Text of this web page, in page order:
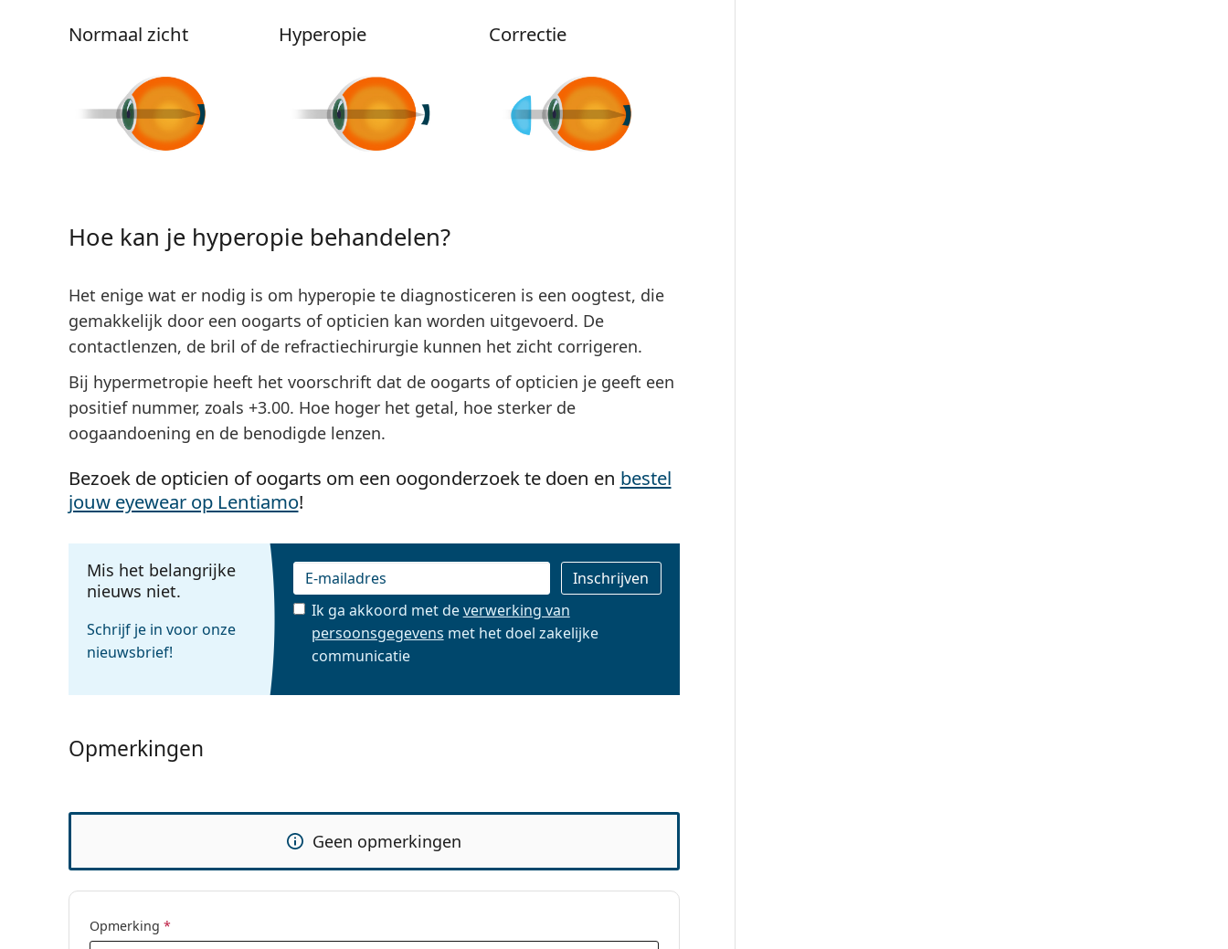
Normaal zicht Hyperopie Correctie
Hoe kan je hyperopie behandelen?
Het enige wat er nodig is om hyperopie te diagnosticeren is een oogtest, die
gemakkelijk door een oogarts of opticien kan worden uitgevoerd. De
contactlenzen, de bril of de refractiechirurgie kunnen het zicht corrigeren.
Bij hypermetropie heeft het voorschrift dat de oogarts of opticien je geeft een
positief nummer, zoals +3.00. Hoe hoger het getal, hoe sterker de
oogaandoening en de benodigde lenzen.
Bezoek de opticien of oogarts om een oogonderzoek te doen en bestel
jouw eyewear op Lentiamo!
Mis het belangrijke
nieuws niet.
Schrijf je in voor onze
nieuwsbrief!
E-mail
Ik ga akkoord met deverwerking van
persoonsgegevens met het doel zakelijke
communicatie
Opmerkingen
Geen opmerkingen
Opmerking *